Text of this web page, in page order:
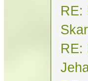
RE:
RE: